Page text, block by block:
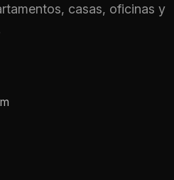
casas, oficinas y